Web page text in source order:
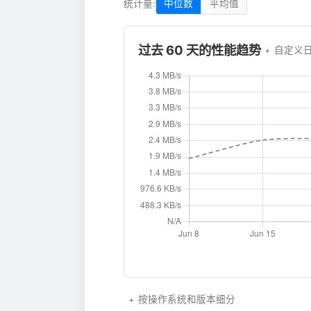
统计量: 中位数 平均值
过去 60 天的性能趋势 自定义
按操作系统和版本细分